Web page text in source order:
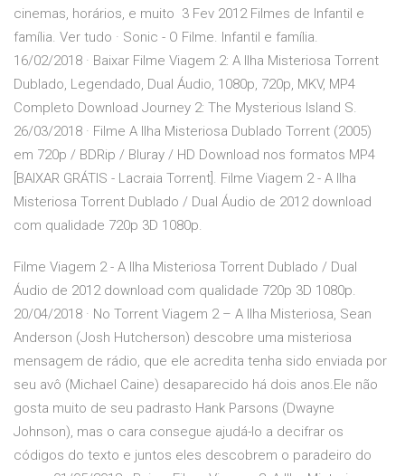
cinemas, horários, e muito 3 Fev 2012 Filmes de Infantil e
família. Ver tudo · Sonic - O Filme. Infantil e família.
16/02/2018 · Baixar Filme Viagem 2: A Ilha Misteriosa Torrent
Dublado, Legendado, Dual Áudio, 1080p, 720p, MKV, MP4
Completo Download Journey 2: The Mysterious Island S.
26/03/2018 · Filme A Ilha Misteriosa Dublado Torrent (2005)
em 720p / BDRip / Bluray / HD Download nos formatos MP4
[BAIXAR GRÁTIS - Lacraia Torrent]. Filme Viagem 2 - A Ilha
Misteriosa Torrent Dublado / Dual Áudio de 2012 download
com qualidade 720p 3D 1080p.
Filme Viagem 2 - A Ilha Misteriosa Torrent Dublado / Dual
Áudio de 2012 download com qualidade 720p 3D 1080p.
20/04/2018 · No Torrent Viagem 2 – A Ilha Misteriosa, Sean
Anderson (Josh Hutcherson) descobre uma misteriosa
mensagem de rádio, que ele acredita tenha sido enviada por
seu avô (Michael Caine) desaparecido há dois anos.Ele não
gosta muito de seu padrasto Hank Parsons (Dwayne
Johnson), mas o cara consegue ajudá-lo a decifrar os
códigos do texto e juntos eles descobrem o paradeiro do